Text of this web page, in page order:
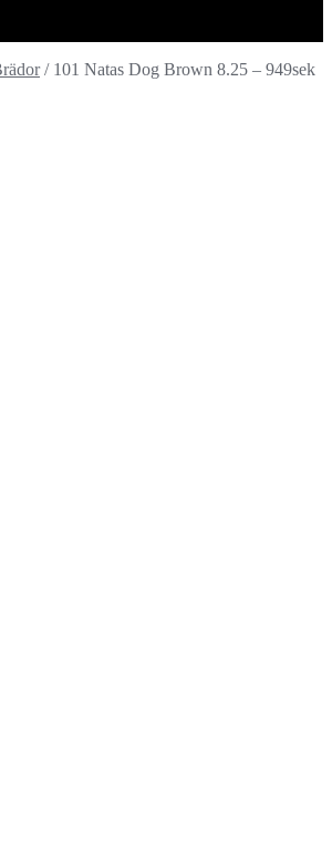
/ 101 Natas Dog Brown 8.25 – 949sek